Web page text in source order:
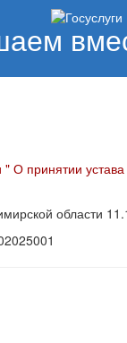
" О принятии
области